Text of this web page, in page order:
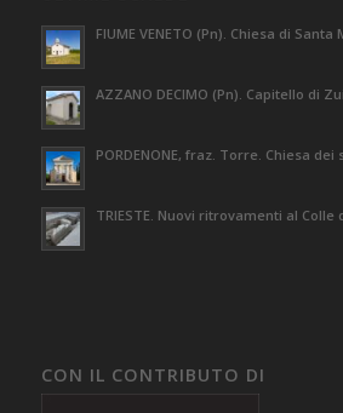
FIUME VENETO (Pn). Chiesa di
AZZANO DECIMO (Pn). Capitello di
PORDENONE, fraz. Torre. Chiesa
TRIESTE. Nuovi ritrovamenti al Colle
CON IL CONTRIBUTO DI